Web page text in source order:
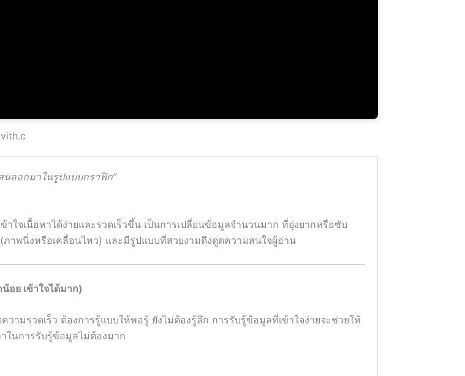
นออกมาในรูปแบบกราฟิก”
าใจเนื้อหาได้ง่ายและรวดเร็วขึ้น เป็นการเปลี่ยนข้อมูลจำนวนมาก ที่ยุ่งยากหรือซับ
าพนิ่งหรือเคลื่อนไหว) และมีรูปแบบที่สวยงามดึงดูดความสนใจผู้อ่าน
อย เข้าใจได้มาก)
ามรวดเร็ว ต้องการรู้แบบให้พอรู้ ยังไม่ต้องรู้ลึก การรับรู้ข้อมูลที่เข้าใจง่ายจะช่วยให้
ในการรับรู้ข้อมูลไม่ต้องมาก